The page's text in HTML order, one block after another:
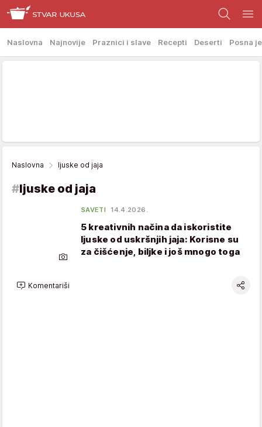
Naslovna Najnovije Praznici i slave Recepti Deserti Posna
Naslovna ljuske od jaja
#ljuske od jaja
SAVETI 14.4.2026.
5 kreativnih načina da iskoristite
ljuske od uskršnjih jaja: Korisne su
za čišćenje, biljke i još mnogo toga
Komentariši